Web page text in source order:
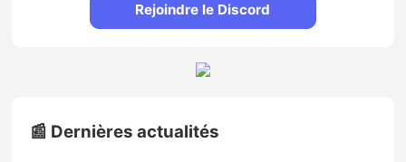
Rejoindre le Discord
📰 Dernières actualités